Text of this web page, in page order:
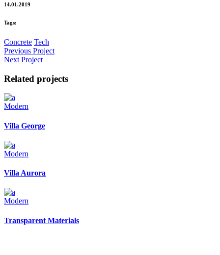
14.01.2019
Tags:
Concrete Tech
Previous Project
Next Project
Related projects
Modern
Villa George
Modern
Villa Aurora
Modern
Transparent Materials